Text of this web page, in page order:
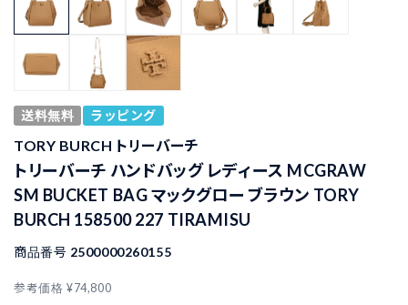
送料無料 ラッピング
TORY BURCH トリーバーチ
トリーバーチ ハンドバッグ レディース MCGRAW
SM BUCKET BAG マックグロー ブラウン TORY
BURCH 158500 227 TIRAMISU
商品番号 2500000260155
参考価格 ¥74,800